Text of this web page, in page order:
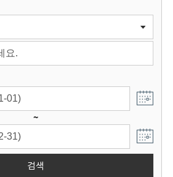
~
검색